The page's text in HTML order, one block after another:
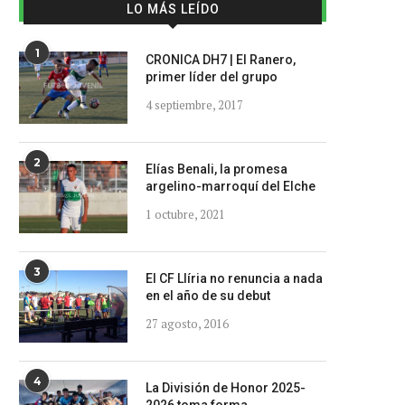
LO MÁS LEÍDO
1
CRONICA DH7 | El Ranero,
primer líder del grupo
4 septiembre, 2017
2
Elías Benali, la promesa
argelino-marroquí del Elche
1 octubre, 2021
3
El CF Llíria no renuncia a nada
en el año de su debut
27 agosto, 2016
4
La División de Honor 2025-